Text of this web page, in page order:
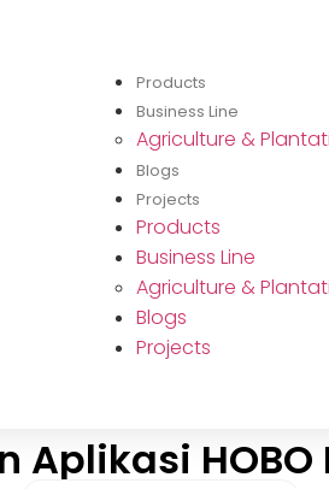
Products
Business Line
Agriculture &
Blogs
Projects
Products
Business Line
Agriculture &
Blogs
Projects
HOBO